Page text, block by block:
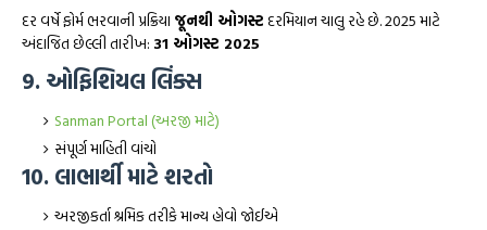
દર વર્ષે ફોર્મ ભરવાની પ્રક્રિયા જૂનથી ઓગસ્ટદરમિયાન ચાલુ રહે છે. 2025 માટે
અંદાજિત છેલ્લી તારીખ: 31 ઓગસ્ટ 2025
9. ઓફિશિયલ લિંક્સ
Sanman Portal (અરજી માટે)
સંપૂર્ણ માહિતી વાંચો
10. લાભાર્થી માટે શરતો
અરજીકર્તા શ્રમિક તરીકે માન્ય હોવો જોઈએ